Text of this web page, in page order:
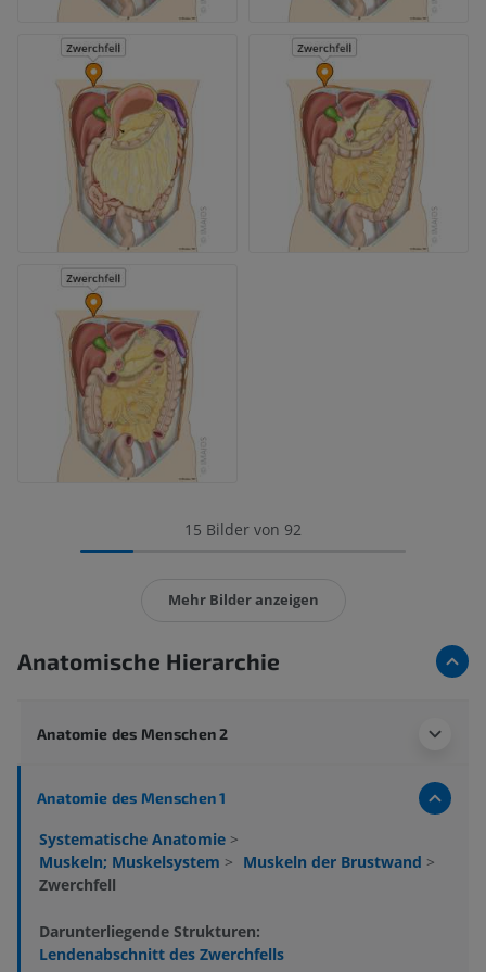
15 Bilder von 92
Mehr Bilder anzeigen
Anatomische Hierarchie
Anatomie des Menschen 2
Anatomie des Menschen 1
Systematische Anatomie >
Muskeln; Muskelsystem > Muskeln der Brustwand >
Zwerchfell
Darunterliegende Strukturen:
Lendenabschnitt des Zwerchfells